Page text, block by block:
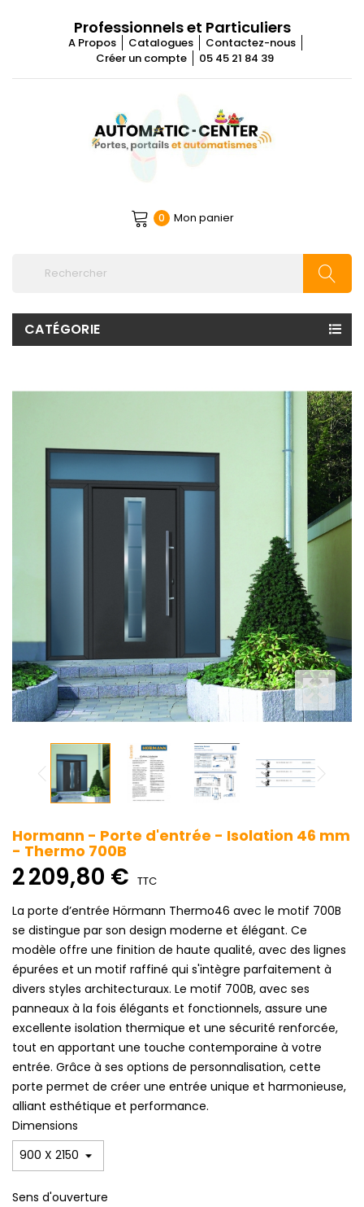
Professionnels et Particuliers
A Propos Catalogues
Contactez-nous
Créer un compte
05 45 21 84 39
0 Mon panier
CATÉGORIE
Hormann - Porte d'entrée - Isolation 46 mm
- Thermo 700B
2 209,80 € TTC
La porte d’entrée Hörmann Thermo46 avec le motif 700B
se distingue par son design moderne et élégant. Ce
modèle offre une finition de haute qualité, avec des lignes
épurées et un motif raffiné qui s'intègre parfaitement à
divers styles architecturaux. Le motif 700B, avec ses
panneaux à la fois élégants et fonctionnels, assure une
excellente isolation thermique et une sécurité renforcée,
tout en apportant une touche contemporaine à votre
entrée. Grâce à ses options de personnalisation, cette
porte permet de créer une entrée unique et harmonieuse,
alliant esthétique et performance.
Dimensions
Sens d'ouverture